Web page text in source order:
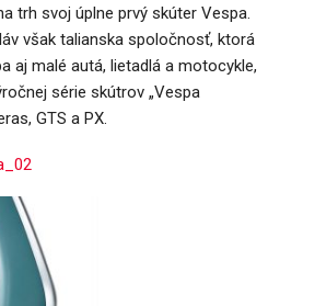
trh svoj úplne prvý skúter Vespa.
však talianska spoločnosť, ktorá
aj malé autá, lietadlá a motocykle,
série skútrov „Vespa
GTS a PX.